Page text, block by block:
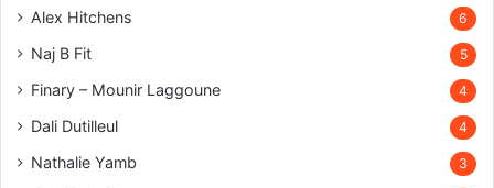
Alex Hitchens 6
Naj B Fit 5
Finary – Mounir Laggoune 4
Dali Dutilleul 4
Nathalie Yamb 3